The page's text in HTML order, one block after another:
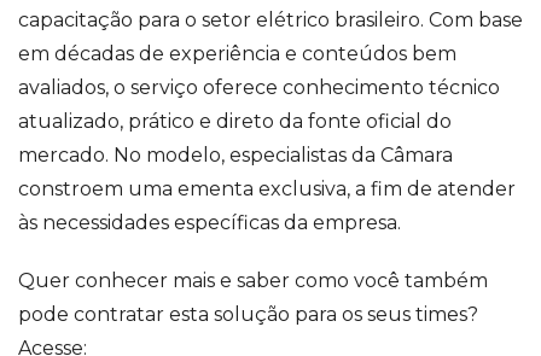
capacitação para o setor elétrico brasileiro. Com base
em décadas de experiência e conteúdos bem
avaliados, o serviço oferece conhecimento técnico
atualizado, prático e direto da fonte oficial do
mercado. No modelo, especialistas da Câmara
constroem uma ementa exclusiva, a fim de atender
às necessidades específicas da empresa.
Quer conhecer mais e saber como você também
pode contratar esta solução para os seus times?
Acesse: